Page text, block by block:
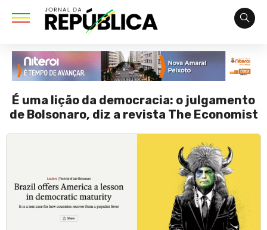
É uma lição da democracia: o julgamento
de Bolsonaro, diz a revista The Economist